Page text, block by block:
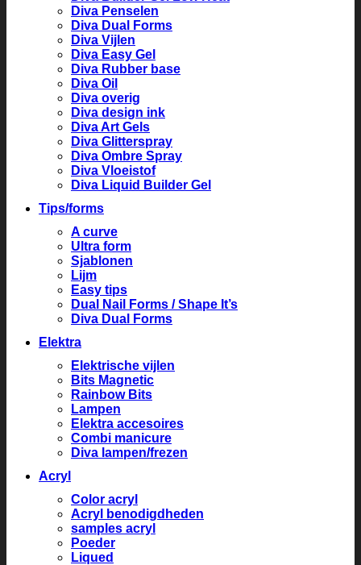
Diva Penselen
Diva Dual Forms
Diva Vijlen
Diva Easy Gel
Diva Rubber base
Diva Oil
Diva overig
Diva design ink
Diva Art Gels
Diva Glitterspray
Diva Ombre Spray
Diva Vloeistof
Diva Liquid Builder Gel
Tips/forms
A curve
Ultra form
Sjablonen
Lijm
Easy tips
Dual Nail Forms / Shape It’s
Diva Dual Forms
Elektra
Elektrische vijlen
Bits Magnetic
Rainbow Bits
Lampen
Elektra accesoires
Combi manicure
Diva lampen/frezen
Acryl
Color acryl
Acryl benodigdheden
samples acryl
Poeder
Liqued